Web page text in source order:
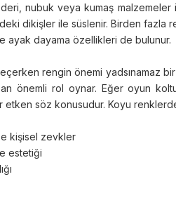
nubuk veya kumaş malzemeler
dikişler ile süslenir. Birden fazla
ayak dayama özellikleri de bulunur.
rengin önemi yadsınamaz
önemli rol oynar. Eğer oyun
etken söz konusudur. Koyu
kişisel zevkler
estetiği